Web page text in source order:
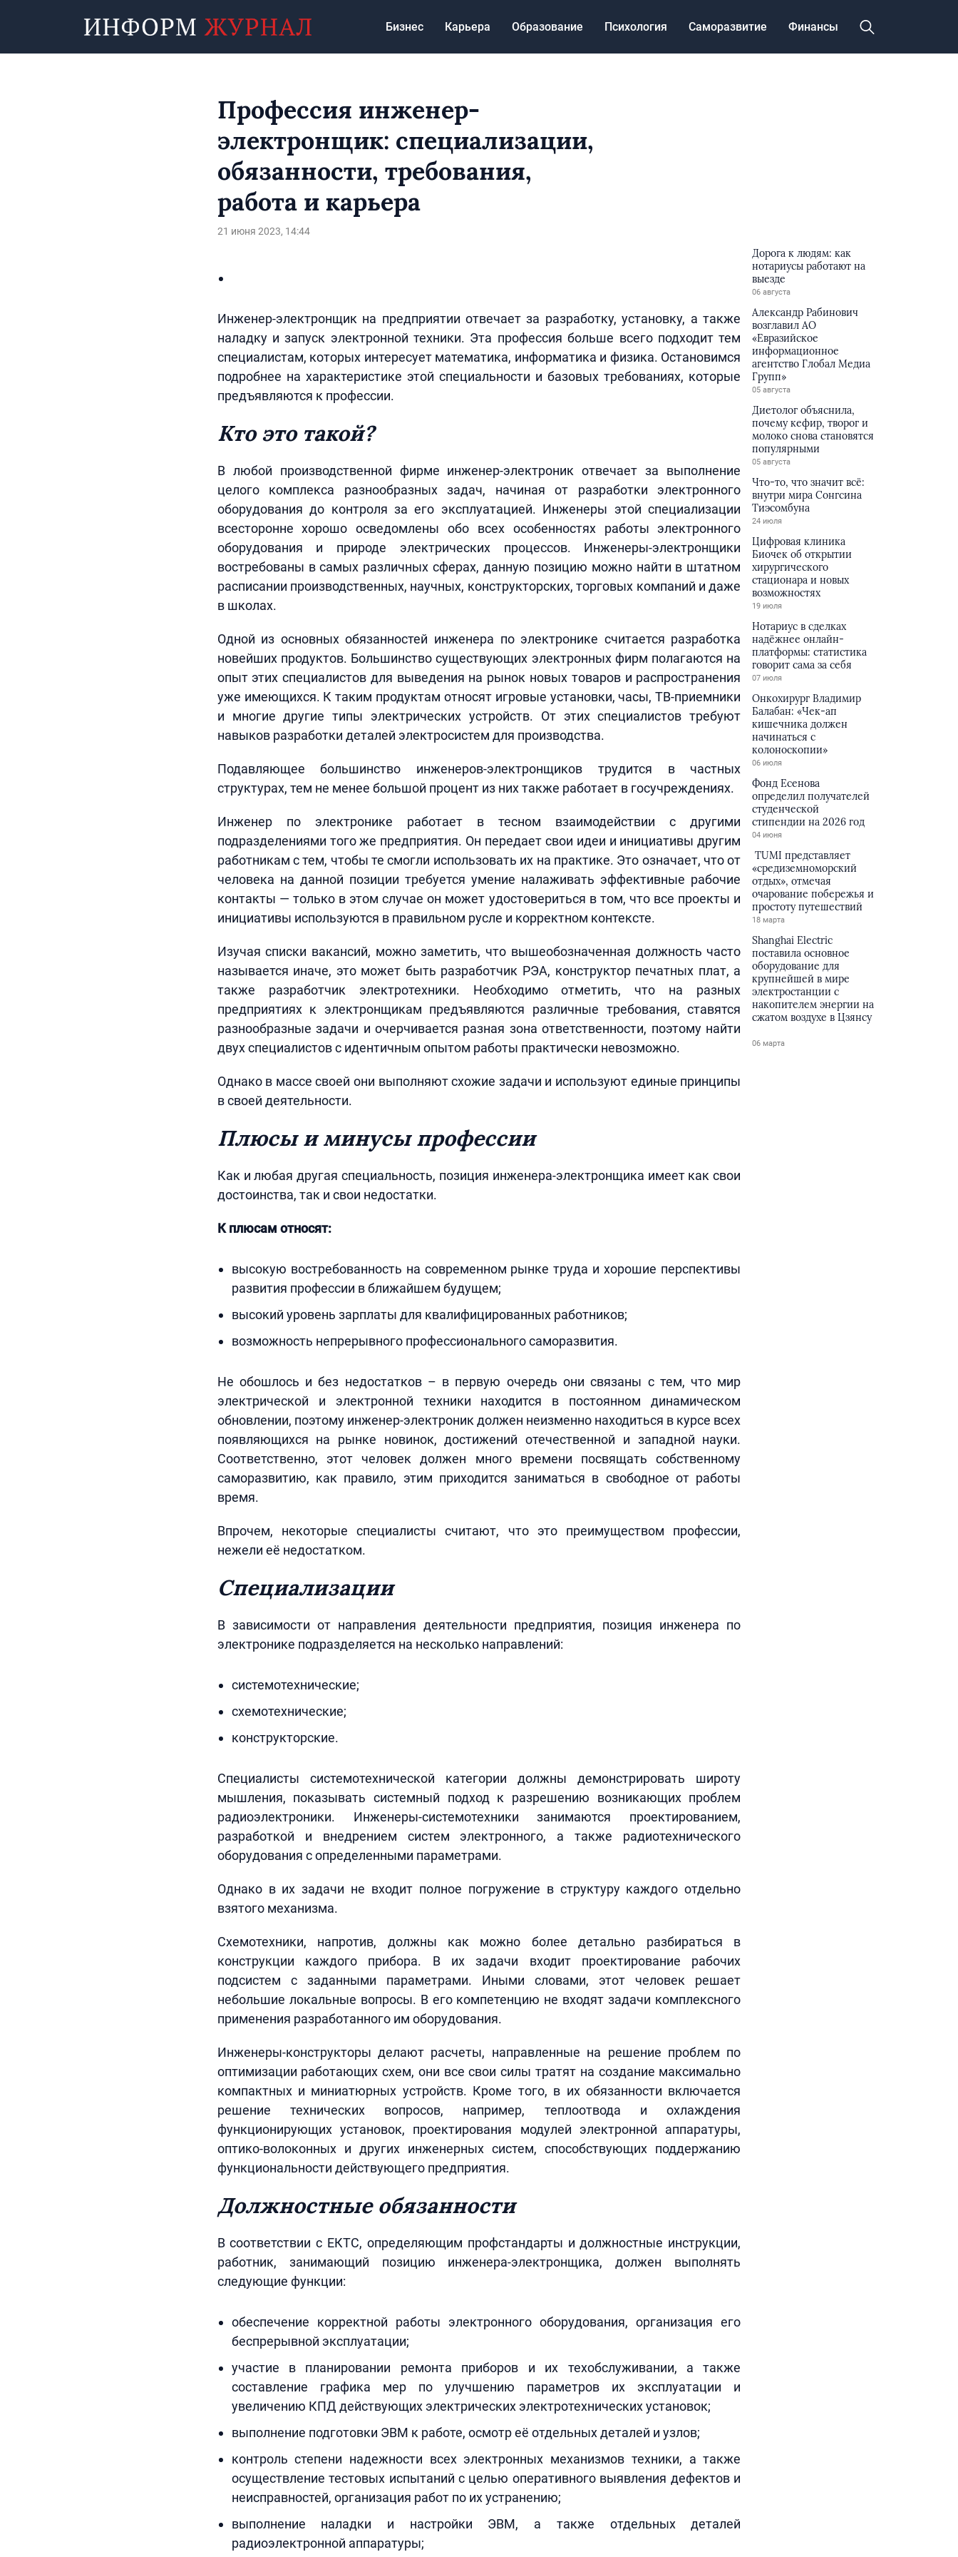
Бизнес Карьера Образование Психология Саморазвитие Финансы
Профессия инженер-
электронщик: специализации,
обязанности, требования,
работа и карьера
21 июня 2023, 14:44
Инженер-электронщик на предприятии отвечает за разработку, установку, а также
наладку и запуск электронной техники. Эта профессия больше всего подходит тем
специалистам, которых интересует математика, информатика и физика. Остановимся
подробнее на характеристике этой специальности и базовых требованиях, которые
предъявляются к профессии.
Кто это такой?
В любой производственной фирме инженер-электроник отвечает за выполнение
целого комплекса разнообразных задач, начиная от разработки электронного
оборудования до контроля за его эксплуатацией. Инженеры этой специализации
всесторонне хорошо осведомлены обо всех особенностях работы электронного
оборудования и природе электрических процессов. Инженеры-электронщики
востребованы в самых различных сферах, данную позицию можно найти в штатном
расписании производственных, научных, конструкторских, торговых компаний и даже
в школах.
Одной из основных обязанностей инженера по электронике считается разработка
новейших продуктов. Большинство существующих электронных фирм полагаются на
опыт этих специалистов для выведения на рынок новых товаров и распространения
уже имеющихся. К таким продуктам относят игровые установки, часы, ТВ-приемники
и многие другие типы электрических устройств. От этих специалистов требуют
навыков разработки деталей электросистем для производства.
Подавляющее большинство инженеров-электронщиков трудится в частных
структурах, тем не менее большой процент из них также работает в госучреждениях.
Инженер по электронике работает в тесном взаимодействии с другими
подразделениями того же предприятия. Он передает свои идеи и инициативы другим
работникам с тем, чтобы те смогли использовать их на практике. Это означает, что от
человека на данной позиции требуется умение налаживать эффективные рабочие
контакты — только в этом случае он может удостовериться в том, что все проекты и
инициативы используются в правильном русле и корректном контексте.
Изучая списки вакансий, можно заметить, что вышеобозначенная должность часто
называется иначе, это может быть разработчик РЭА, конструктор печатных плат, а
также разработчик электротехники. Необходимо отметить, что на разных
предприятиях к электронщикам предъявляются различные требования, ставятся
разнообразные задачи и очерчивается разная зона ответственности, поэтому найти
двух специалистов с идентичным опытом работы практически невозможно.
Однако в массе своей они выполняют схожие задачи и используют единые принципы
в своей деятельности.
Плюсы и минусы профессии
Как и любая другая специальность, позиция инженера-электронщика имеет как свои
достоинства, так и свои недостатки.
К плюсам относят:
высокую востребованность на современном рынке труда и хорошие перспективы
развития профессии в ближайшем будущем;
высокий уровень зарплаты для квалифицированных работников;
возможность непрерывного профессионального саморазвития.
Не обошлось и без недостатков – в первую очередь они связаны с тем, что мир
электрической и электронной техники находится в постоянном динамическом
обновлении, поэтому инженер-электроник должен неизменно находиться в курсе всех
появляющихся на рынке новинок, достижений отечественной и западной науки.
Соответственно, этот человек должен много времени посвящать собственному
саморазвитию, как правило, этим приходится заниматься в свободное от работы
время.
Впрочем, некоторые специалисты считают, что это преимуществом профессии,
нежели её недостатком.
Специализации
В зависимости от направления деятельности предприятия, позиция инженера по
электронике подразделяется на несколько направлений:
системотехнические;
схемотехнические;
конструкторские.
Специалисты системотехнической категории должны демонстрировать широту
мышления, показывать системный подход к разрешению возникающих проблем
радиоэлектроники. Инженеры-системотехники занимаются проектированием,
разработкой и внедрением систем электронного, а также радиотехнического
оборудования с определенными параметрами.
Однако в их задачи не входит полное погружение в структуру каждого отдельно
взятого механизма.
Схемотехники, напротив, должны как можно более детально разбираться в
конструкции каждого прибора. В их задачи входит проектирование рабочих
подсистем с заданными параметрами. Иными словами, этот человек решает
небольшие локальные вопросы. В его компетенцию не входят задачи комплексного
применения разработанного им оборудования.
Инженеры-конструкторы делают расчеты, направленные на решение проблем по
оптимизации работающих схем, они все свои силы тратят на создание максимально
компактных и миниатюрных устройств. Кроме того, в их обязанности включается
решение технических вопросов, например, теплоотвода и охлаждения
функционирующих установок, проектирования модулей электронной аппаратуры,
оптико-волоконных и других инженерных систем, способствующих поддержанию
функциональности действующего предприятия.
Должностные обязанности
В соответствии с ЕКТС, определяющим профстандарты и должностные инструкции,
работник, занимающий позицию инженера-электронщика, должен выполнять
следующие функции:
обеспечение корректной работы электронного оборудования, организация его
беспрерывной эксплуатации;
участие в планировании ремонта приборов и их техобслуживании, а также
составление графика мер по улучшению параметров их эксплуатации и
увеличению КПД действующих электрических электротехнических установок;
выполнение подготовки ЭВМ к работе, осмотр её отдельных деталей и узлов;
контроль степени надежности всех электронных механизмов техники, а также
осуществление тестовых испытаний с целью оперативного выявления дефектов и
неисправностей, организация работ по их устранению;
выполнение наладки и настройки ЭВМ, а также отдельных деталей
радиоэлектронной аппаратуры;
Дорога к людям: как
нотариусы работают на
выезде
06 августа
Александр Рабинович
возглавил АО
«Евразийское
информационное
агентство Глобал Медиа
Групп»
05 августа
Диетолог объяснила,
почему кефир, творог и
молоко снова становятся
популярными
05 августа
Что-то, что значит всё:
внутри мира Сонгсина
Тиэсомбуна
24 июля
Цифровая клиника
Биочек об открытии
хирургического
стационара и новых
возможностях
19 июля
Нотариус в сделках
надёжнее онлайн-
платформы: статистика
говорит сама за себя
07 июля
Онкохирург Владимир
Балабан: «Чек-ап
кишечника должен
начинаться с
колоноскопии»
06 июля
Фонд Есенова
определил получателей
студенческой
стипендии на 2026 год
04 июня
TUMI представляет
«средиземноморский
отдых», отмечая
очарование побережья и
простоту путешествий
18 марта
Shanghai Electric
поставила основное
оборудование для
крупнейшей в мире
электростанции с
накопителем энергии на
сжатом воздухе в Цзянсу
06 марта